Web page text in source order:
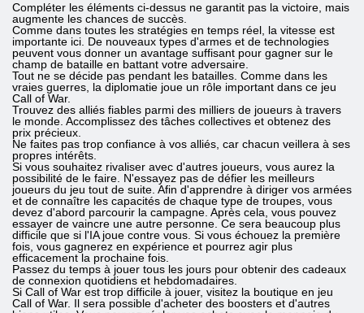
Compléter les éléments ci-dessus ne garantit pas la victoire, mais
augmente les chances de succès.
Comme dans toutes les stratégies en temps réel, la vitesse est
importante ici. De nouveaux types d'armes et de technologies
peuvent vous donner un avantage suffisant pour gagner sur le
champ de bataille en battant votre adversaire.
Tout ne se décide pas pendant les batailles. Comme dans les
vraies guerres, la diplomatie joue un rôle important dans ce jeu
Call of War.
Trouvez des alliés fiables parmi des milliers de joueurs à travers
le monde. Accomplissez des tâches collectives et obtenez des
prix précieux.
Ne faites pas trop confiance à vos alliés, car chacun veillera à ses
propres intérêts.
Si vous souhaitez rivaliser avec d'autres joueurs, vous aurez la
possibilité de le faire. N'essayez pas de défier les meilleurs
joueurs du jeu tout de suite. Afin d'apprendre à diriger vos armées
et de connaître les capacités de chaque type de troupes, vous
devez d'abord parcourir la campagne. Après cela, vous pouvez
essayer de vaincre une autre personne. Ce sera beaucoup plus
difficile que si l'IA joue contre vous. Si vous échouez la première
fois, vous gagnerez en expérience et pourrez agir plus
efficacement la prochaine fois.
Passez du temps à jouer tous les jours pour obtenir des cadeaux
de connexion quotidiens et hebdomadaires.
Si Call of War est trop difficile à jouer, visitez la boutique en jeu
Call of War. Il sera possible d'acheter des boosters et d'autres